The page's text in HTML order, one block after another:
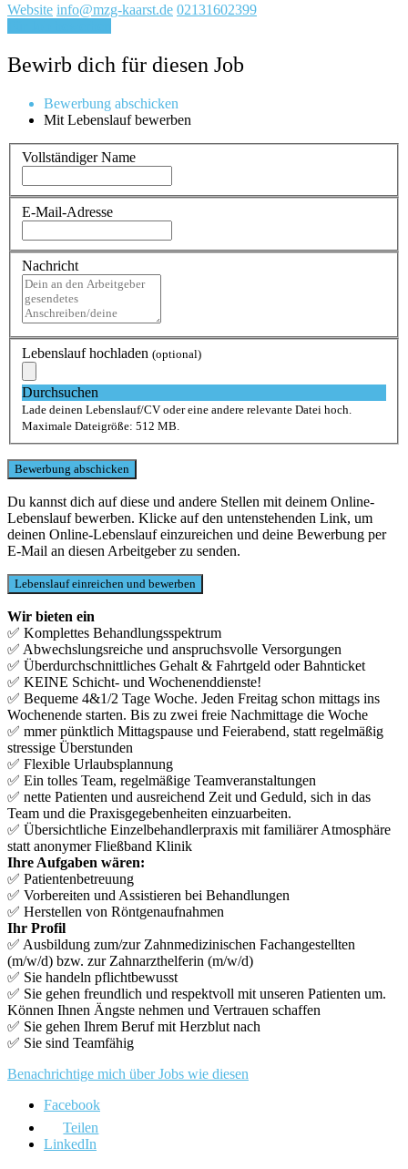
Website info@mzg-kaarst.de 02131602399
Bewirb dich für diesen Job
Bewerbung abschicken
Mit Lebenslauf bewerben
Vollständiger Name
E-Mail-Adresse
Nachricht
Lebenslauf hochladen (optional)
Durchsuchen
Lade deinen Lebenslauf/CV oder eine andere relevante Datei hoch.
Maximale Dateigröße: 512 MB.
Du kannst dich auf diese und andere Stellen mit deinem Online-
Lebenslauf bewerben. Klicke auf den untenstehenden Link, um
deinen Online-Lebenslauf einzureichen und deine Bewerbung per
E-Mail an diesen Arbeitgeber zu senden.
Wir bieten ein
✅ Komplettes Behandlungsspektrum
✅ Abwechslungsreiche und anspruchsvolle Versorgungen
✅ Überdurchschnittliches Gehalt & Fahrtgeld oder Bahnticket
✅ KEINE Schicht- und Wochenenddienste!
✅ Bequeme 4&1/2 Tage Woche. Jeden Freitag schon mittags ins
Wochenende starten. Bis zu zwei freie Nachmittage die Woche
✅ mmer pünktlich Mittagspause und Feierabend, statt regelmäßig
stressige Überstunden
✅ Flexible Urlaubsplannung
✅ Ein tolles Team, regelmäßige Teamveranstaltungen
✅ nette Patienten und ausreichend Zeit und Geduld, sich in das
Team und die Praxisgegebenheiten einzuarbeiten.
✅ Übersichtliche Einzelbehandlerpraxis mit familiärer Atmosphäre
statt anonymer Fließband Klinik
Ihre Aufgaben wären:
✅ Patientenbetreuung
✅ Vorbereiten und Assistieren bei Behandlungen
✅ Herstellen von Röntgenaufnahmen
Ihr Profil
✅ Ausbildung zum/zur Zahnmedizinischen Fachangestellten
(m/w/d) bzw. zur Zahnarzthelferin (m/w/d)
✅ Sie handeln pflichtbewusst
✅ Sie gehen freundlich und respektvoll mit unseren Patienten um.
Können Ihnen Ängste nehmen und Vertrauen schaffen
✅ Sie gehen Ihrem Beruf mit Herzblut nach
✅ Sie sind Teamfähig
Benachrichtige mich über Jobs wie diesen
Facebook
Teilen
LinkedIn